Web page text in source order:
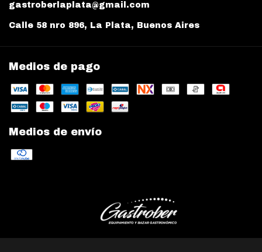
gastroberlaplata@gmail.com
Calle 58 nro 896, La Plata, Buenos Aires
Medios de pago
Medios de envío